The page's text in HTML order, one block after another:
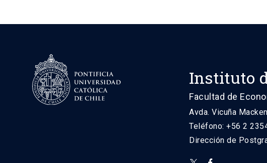
Instituto
Facultad de
Avda. Vicuña
Teléfono: +56 2
Dirección de